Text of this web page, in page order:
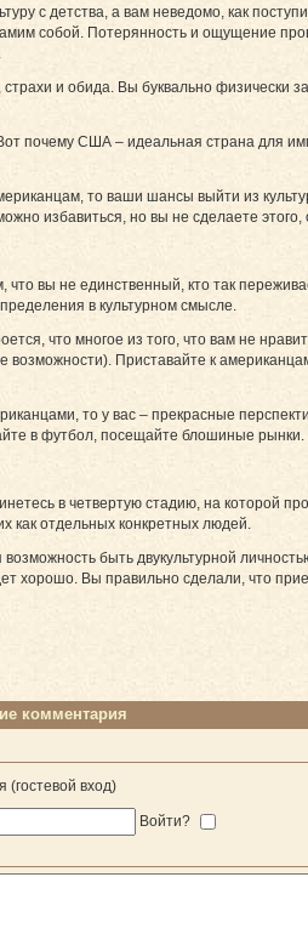
с детства, а вам неведомо, как
собой. Потерянность и ощущение
и обида. Вы буквально физически
почему США – идеальная страна для
то ваши шансы выйти­ из
избавиться, но вы не сделаете
вы не единственный, кто так
в культурном смысле.
что многое из того, что вам не
Приставайте к
то у вас – прекрасные
в футбол, посещайте блошиные
в четвертую стадию, на которой
как отдельных конкретных людей.
быть двукультурной
хорошо. Вы правильно сделали, что
комментария
(гостевой вход)
Войти?